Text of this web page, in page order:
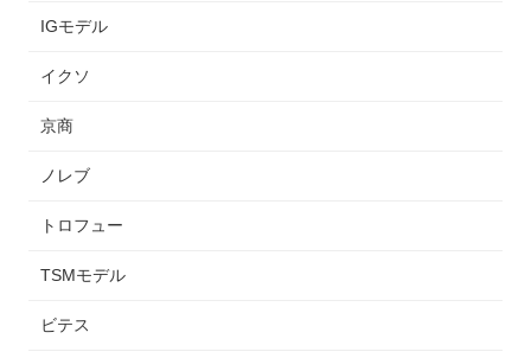
IGモデル
イクソ
京商
ノレブ
トロフュー
TSMモデル
ビテス